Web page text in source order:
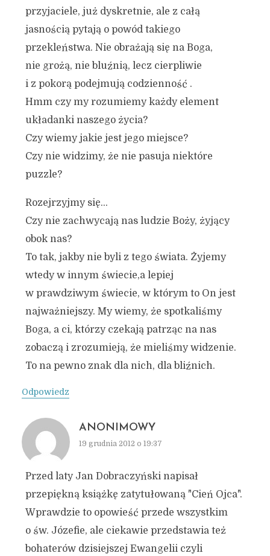
przyjaciele, już dyskretnie, ale z całą
jasnością pytają o powód takiego
przekleństwa. Nie obrażają się na Boga,
nie grożą, nie bluźnią, lecz cierpliwie
i z pokorą podejmują codzienność .
Hmm czy my rozumiemy każdy element
układanki naszego życia?
Czy wiemy jakie jest jego miejsce?
Czy nie widzimy, że nie pasuja niektóre
puzzle?
Rozejrzyjmy się…
Czy nie zachwycają nas ludzie Boży, żyjący
obok nas?
To tak, jakby nie byli z tego świata. Żyjemy
wtedy w innym świecie,a lepiej
w prawdziwym świecie, w którym to On jest
najważniejszy. My wiemy, że spotkaliśmy
Boga, a ci, którzy czekają patrząc na nas
zobaczą i zrozumieją, że mieliśmy widzenie.
To na pewno znak dla nich, dla bliźnich.
Odpowiedz
ANONIMOWY
19 grudnia 2012 o 19:37
Przed laty Jan Dobraczyński napisał
przepiękną książkę zatytułowaną "Cień Ojca".
Wprawdzie to opowieść przede wszystkim
o św. Józefie, ale ciekawie przedstawia też
bohaterów dzisiejszej Ewangelii czyli